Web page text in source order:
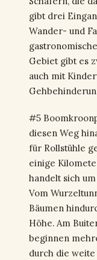
gibt drei
Wander- und
Gebiet gibt es
auch mit
#5
diesen Weg
für Rollstühle
einige
handelt sich
Vom
Bäumen
Höhe. Am
beginnen
durch die